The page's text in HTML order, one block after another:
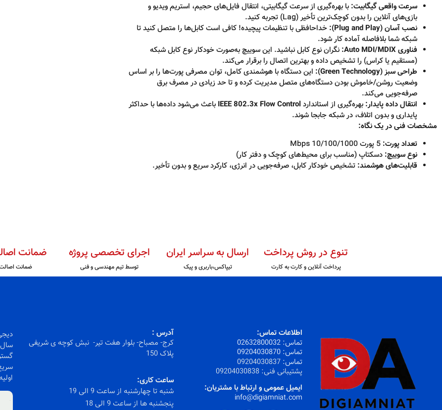
سرعت واقعی گیگابیت: با بهره‌گیری از سرعت گیگابیتی، انتقال فایل‌های حجیم، استریم ویدیو و
بازی‌های آنلاین را بدون کوچک‌ترین تأخیر (Lag) تجربه کنید.
نصب آسان (Plug and Play):
خداحافظی با تنظیمات پیچیده! کافی است کابل‌ها را متصل کنید تا
شبکه شما بلافاصله آماده کار شود.
فناوری Auto MDI/MDIX:
نگران نوع کابل نباشید. این سوییچ به‌صورت خودکار نوع کابل شبکه
(مستقیم یا کراس) را تشخیص داده و بهترین اتصال را برقرار می‌کند.
طراحی سبز (Green Technology):
این دستگاه با هوشمندی کامل، توان مصرفی پورت‌ها را بر اساس
وضعیت روشن/خاموش بودن دستگاه‌های متصل مدیریت کرده و تا حد زیادی در مصرف برق
صرفه‌جویی می‌کند.
انتقال داده پایدار: بهره‌گیری از استاندارد IEEE 802.3x Flow Control باعث می‌شود داده‌ها با حداکثر
پایداری و بدون اتلاف، در شبکه جابجا شوند.
مشخصات فنی در یک نگاه:
تعداد پورت:
نوع سوییچ: دسکتاپ (مناسب برای محیط‌های کوچک و دفتر کار)
قابلیت‌های هوشمند: تشخیص خودکار کابل، صرفه‌جویی در انرژی، کارکرد سریع و بدون تأخیر.
تنوع در روش پرداخت
پرداخت آنلاین و کارت به کارت
ارسال به سراسر ایران
تیپاکس،باربری و پیک
اجرای تخصصی پروژه
توسط تیم مهندسی و فنی
ضمانت
ضمانت اصالت
اطلاعات تماس:
تماس:
02632800032
تماس: 09204030870
تماس: 09204030837
پشتیبانی فنی: 09204030838
ایمیل عمومی و ارتباط با مشتریان:
info@digiamniat.com
آدرس :
کرج- مصباح- بلوار هفت تیر- نبش کوچه ی شریفی
پلاک 150
ساعت کاری:
شنبه تا چهارشنبه از ساعت 9 الی 19
پنجشنبه ها از ساعت 9 الی 18